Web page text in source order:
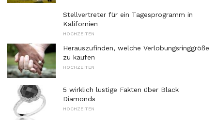
Stellvertreter für ein Tagesprogramm in
Kalifornien
HOCHZEITEN
Herauszufinden, welche Verlobungsringgröße
zu kaufen
HOCHZEITEN
5 wirklich lustige Fakten über Black
Diamonds
HOCHZEITEN